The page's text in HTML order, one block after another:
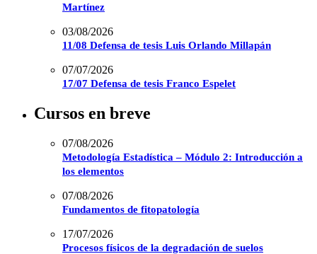
Martínez
03/08/2026
11/08 Defensa de tesis Luis Orlando Millapán
07/07/2026
17/07 Defensa de tesis Franco Espelet
Cursos en breve
07/08/2026
Metodología Estadística – Módulo 2: Introducción a
los elementos
07/08/2026
Fundamentos de fitopatología
17/07/2026
Procesos físicos de la degradación de suelos